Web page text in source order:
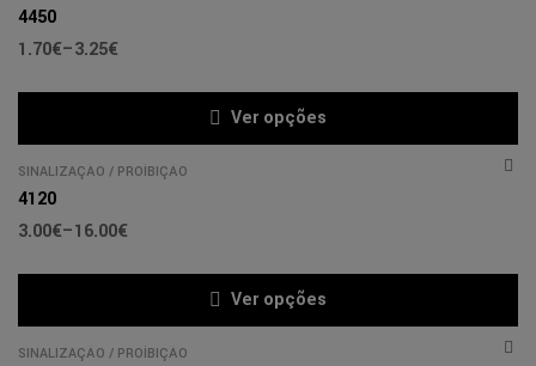
4450
1.70€–3.25€
Ver opções
SINALIZAÇÃO / PROÍBIÇÃO
4120
3.00€–16.00€
Ver opções
SINALIZAÇÃO / PROÍBIÇÃO